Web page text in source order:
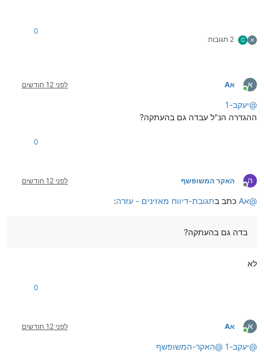
א C 2 תגובות
0
א
מחובר
אA לפני 12 חודשים
@יעקב-1
ההגדרה הנ"ל עבדה גם בהעתקה?
0
ה
מנותק
האקר המשופשף לפני 12 חודשים
@אA כתב בתגובת-דיווח מאזינים - עזרה:
בדה גם בהעתקה?
לא
0
א
מחובר
אA לפני 12 חודשים
@יעקב-1 @האקר-המשופשף